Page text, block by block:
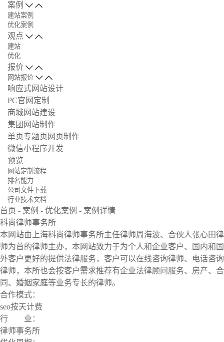
案例
建站案例
优化案例
观点
建站
优化
报价
网站报价
响应式网站设计
PC官网定制
商城网站建设
集团网站制作
单页专题页网页制作
微信小程序开发
预览
网站定制流程
排名能力
公司文件下载
行业技术文档
首页 - 案例 - 优化案例 - 案例详情
科尚律师事务所
本网站由上海科尚律师事务所主任律师周海波、合伙人张心田律
师为首的律师主办，本网站致力于为个人和企业客户、国内和国
外客户更好的提供法律服务，客户可以在线咨询律师、电话咨询
律师，本所也会按客户需求推荐有企业法律顾问服务、房产、合
同、婚姻家庭等业务专长的律师。
合作模式：
seo按天计费
行 业：
律师事务所